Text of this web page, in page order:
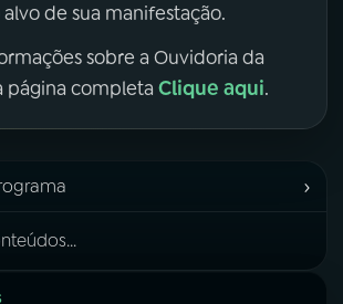
de sua manifestação.
sobre a Ouvidoria da
página completa Clique aqui.
›